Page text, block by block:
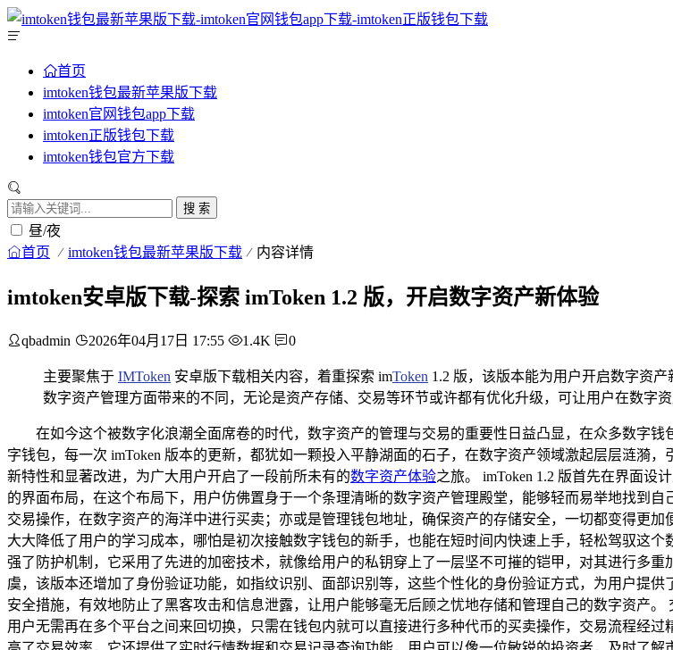
首页
imtoken钱包最新苹果版下载
imtoken官网钱包app下载
imtoken正版钱包下载
imtoken钱包官方下载
搜 索
昼/夜
首页 imtoken钱包最新苹果版下载 内容详情
imtoken安卓版下载-探索 imToken 1.2 版，开启数字资产新体验
qbadmin 2026年04月17日 17:55 1.4K 0
主要聚焦于 IMToken 安卓版下载相关内容，着重探索 imToken 1.2 版，该版本能为用户开启数字资
数字资产管理方面带来的不同，无论是资产存储、交易等环节或许都有优化升级，可让用户在数字
在如今这个被数字化浪潮全面席卷的时代，数字资产的管理与交易的重要性日益凸显，在众多数字
字钱包，每一次 imToken 版本的更新，都犹如一颗投入平静湖面的石子，在数字资产领域激起层层涟漪
新特性和显著改进，为广大用户开启了一段前所未有的数字资产体验之旅。 imToken 1.2 版首先在界面设
的界面布局，在这个布局下，用户仿佛置身于一个条理清晰的数字资产管理殿堂，能够轻而易举地找到
交易操作，在数字资产的海洋中进行买卖；亦或是管理钱包地址，确保资产的存储安全，一切都变得更
大大降低了用户的学习成本，哪怕是初次接触数字钱包的新手，也能在短时间内快速上手，轻松驾驭这
强了防护机制，它采用了先进的加密技术，就像给用户的私钥穿上了一层坚不可摧的铠甲，对其进行多
虞，该版本还增加了身份验证功能，如指纹识别、面部识别等，这些个性化的身份验证方式，为用户提
安全措施，有效地防止了黑客攻击和信息泄露，让用户能够毫无后顾之忧地存储和管理自己的数字资产。
用户无需再在多个平台之间来回切换，只需在钱包内就可以直接进行多种代币的买卖操作，交易流程经